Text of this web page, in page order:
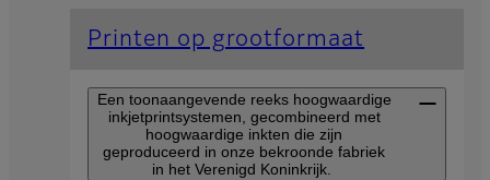
Printen op grootformaat
Een toonaangevende reeks hoogwaardige
inkjetprintsystemen, gecombineerd met
hoogwaardige inkten die zijn
geproduceerd in onze bekroonde fabriek
in het Verenigd Koninkrijk.